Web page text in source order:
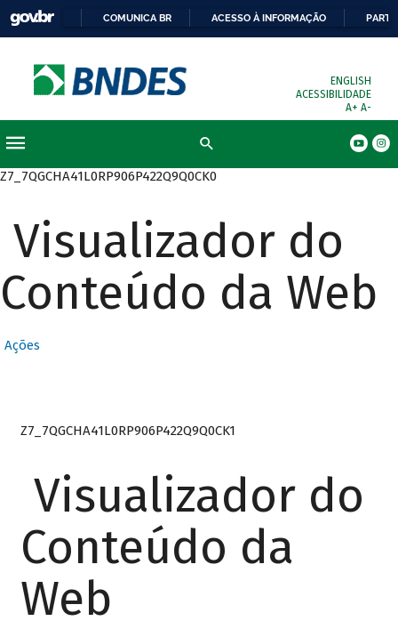
COMUNICA BR ACESSO À INFORMAÇÃO
ENGLISH
ACESSIBILIDADE
A+ A-
Z7_7QGCHA41L0RP906P422Q9Q0CK0
Visualizador do
Conteúdo da Web
Ações
Z7_7QGCHA41L0RP906P422Q9Q0CK1
Visualizador do
Conteúdo da
Web